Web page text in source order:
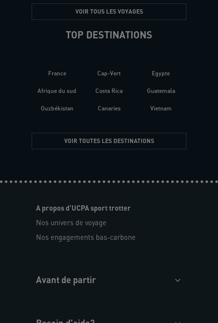
VOIR TOUS LES VOYAGES
TOP DESTINATIONS
France
Afrique du sud
Ouzbékistan
Cap-Vert
Costa Rica
Canaries
Egypte
Guatemala
Vietnam
VOIR TOUTES LES DESTINATIONS
A propos d'UCPA sport trotter
Nos univers de voyage
Nos engagements bas-carbone
Avant de partir